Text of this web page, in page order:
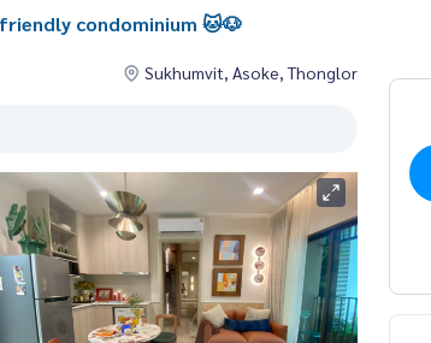
friendly condominium 🐱🐶
Sukhumvit, Asoke, Thonglor